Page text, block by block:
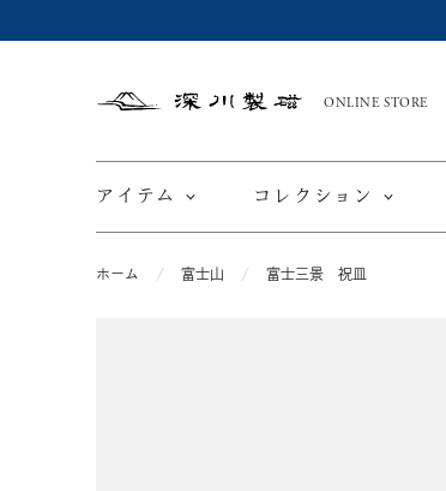
深
ONLINE STORE
アイテム コレクション
ホーム 富士山 富士三景 祝皿